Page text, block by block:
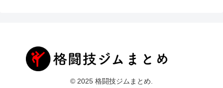
© 2025 格闘技ジムまとめ.